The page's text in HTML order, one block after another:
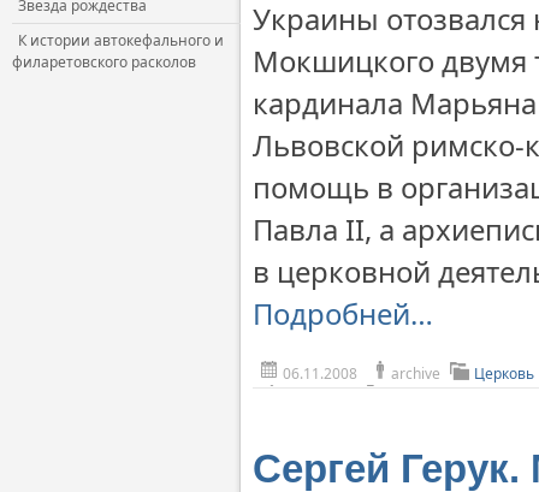
Звезда рождества
К истории автокефального и
филаретовского расколов
Украины
Мокшицкого двумя
кардинала
Львовской римско-
помощь в
Павла II, а
в церковной
Подробней…
06.11.2008 archive Церковь
Сергей